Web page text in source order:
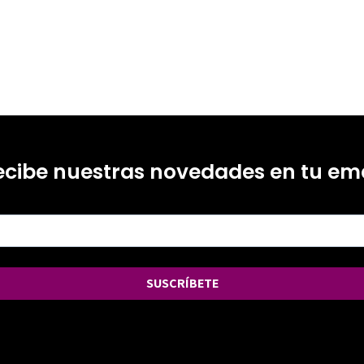
nuestras novedades en tu
SUSCRÍBETE